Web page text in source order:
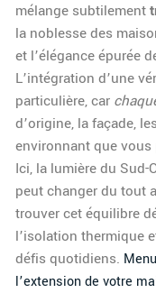
mélange subtilement
la noblesse des
et l’élégance épurée
L’intégration d’une
particulière, car
d’origine, la façade,
environnant que
Ici, la lumière du Sud-
peut changer du tout
trouver cet équilibre
l’isolation thermique
défis quotidiens.
l’extension de votre